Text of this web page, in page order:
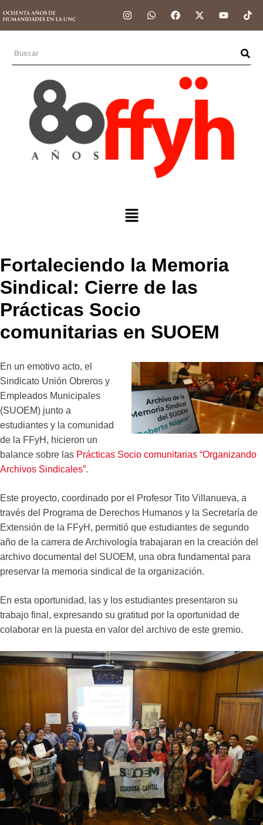
Fortaleciendo la Memoria
Sindical: Cierre de las
Prácticas Socio
comunitarias en SUOEM
En un emotivo acto, el
Sindicato Unión Obreros y
Empleados Municipales
(SUOEM) junto a
estudiantes y la comunidad
de la FFyH, hicieron un
balance sobre las Prácticas Socio comunitarias “Organizando
Archivos Sindicales”.
Este proyecto, coordinado por el Profesor Tito Villanueva, a
través del Programa de Derechos Humanos y la Secretaría de
Extensión de la FFyH, permitió que estudiantes de segundo
año de la carrera de Archivología trabajaran en la creación del
archivo documental del SUOEM, una obra fundamental para
preservar la memoria sindical de la organización.
En esta oportunidad, las y los estudiantes presentaron su
trabajo final, expresando su gratitud por la oportunidad de
colaborar en la puesta en valor del archivo de este gremio.